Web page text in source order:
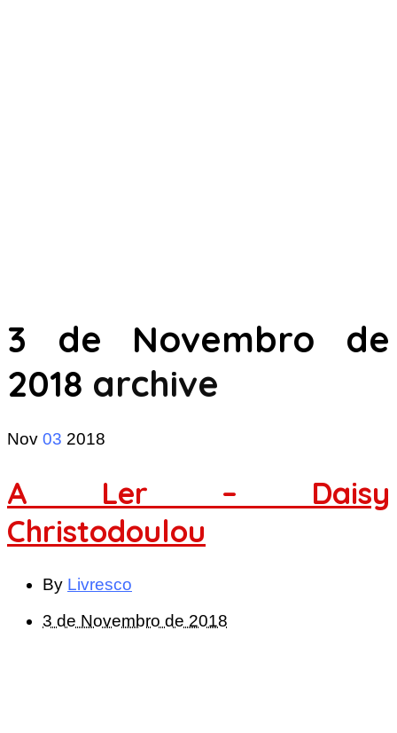
3 de Novembro de
2018 archive
Nov 03 2018
A Ler – Daisy
Christodoulou
By Livresco
3 de Novembro de 2018